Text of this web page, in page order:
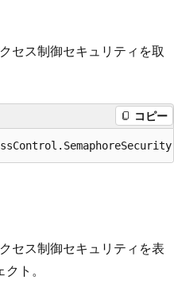
セス制御セキュリティを取
コピー
セス制御セキュリティを表
ト。